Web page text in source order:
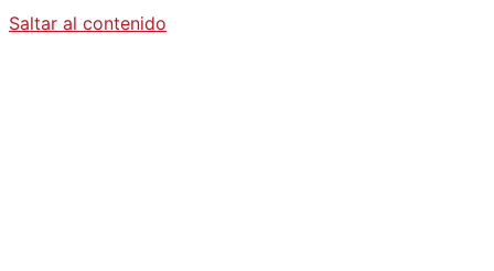
Saltar al contenido